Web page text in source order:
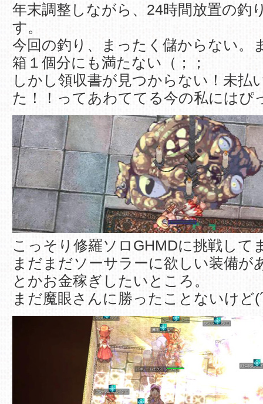
年末調整しながら、24時間放置の釣
す。
今回の釣り、まったく儲からない。
箱１個分にも満たない（；；
しかし領収書が見つからない！未払
た！！ってあわててる今の私にはぴ
こっそり修羅ソロGHMDに挑戦して
まだまだソーサラーに欲しい装備が
とかお金稼ぎしたいところ。
まだ魔眼さんに勝ったことないけど